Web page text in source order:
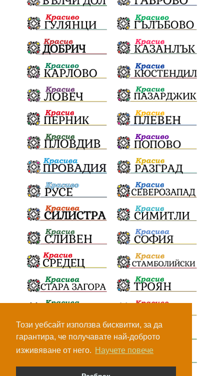
Този уебсайт използва бисквитки, за да
гарантира, че получавате най-доброто
изживяване от него. Научете повече